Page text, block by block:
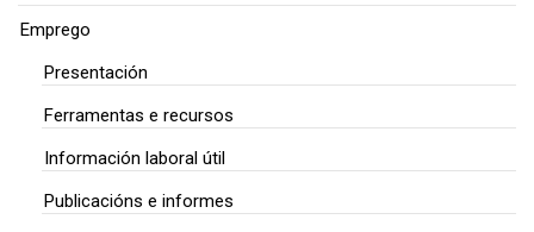
Emprego
Presentación
Ferramentas e recursos
Información laboral útil
Publicacións e informes